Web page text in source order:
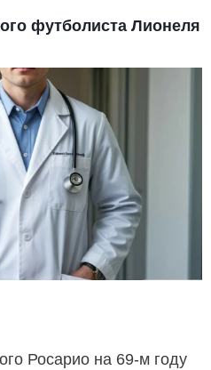
футболиста Лионеля
Росарио на 69-м году